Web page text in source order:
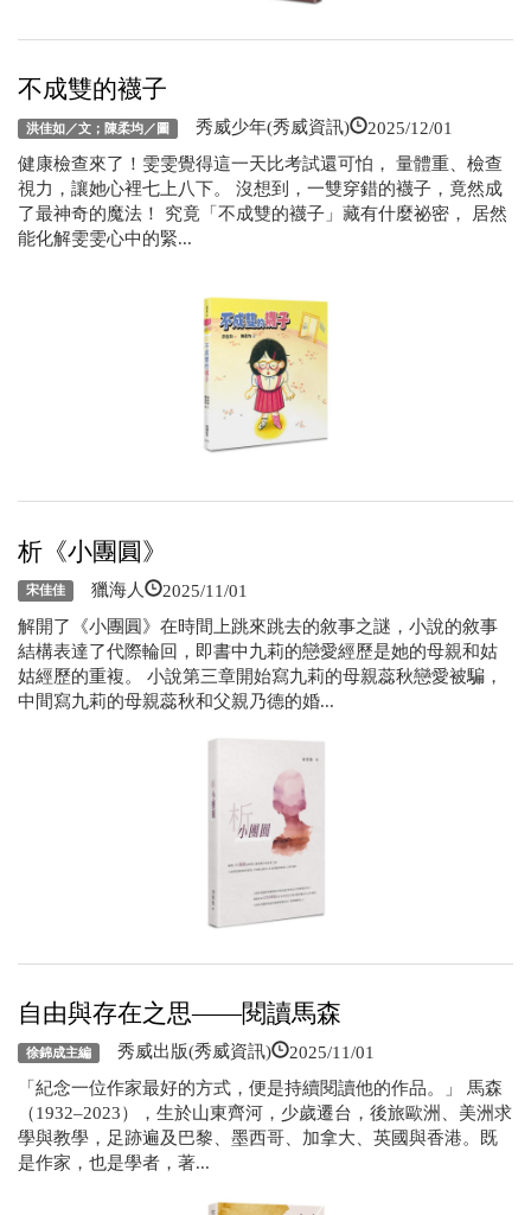
不成雙的襪子
洪佳如／文；陳柔均／圖 秀威少年(秀威資訊) 2025/12/01
健康檢查來了！雯雯覺得這一天比考試還可怕， 量體重、檢查
視力，讓她心裡七上八下。 沒想到，一雙穿錯的襪子，竟然成
了最神奇的魔法！ 究竟「不成雙的襪子」藏有什麼祕密， 居然
能化解雯雯心中的緊...
析《小團圓》
宋佳佳 獵海人 2025/11/01
解開了《小團圓》在時間上跳來跳去的敘事之謎，小說的敘事
結構表達了代際輪回，即書中九莉的戀愛經歷是她的母親和姑
姑經歷的重複。 小說第三章開始寫九莉的母親蕊秋戀愛被騙，
中間寫九莉的母親蕊秋和父親乃德的婚...
自由與存在之思——閱讀馬森
徐錦成主編 秀威出版(秀威資訊) 2025/11/01
「紀念一位作家最好的方式，便是持續閱讀他的作品。」 馬森
（1932–2023），生於山東齊河，少歲遷台，後旅歐洲、美洲求
學與教學，足跡遍及巴黎、墨西哥、加拿大、英國與香港。既
是作家，也是學者，著...